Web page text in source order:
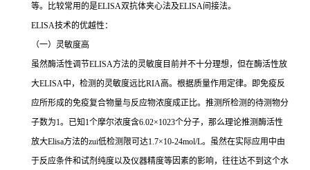
等。比较常用的是ELISA双抗体夹心法及ELISA间接法。
ELISA技术的优越性：
（一）灵敏度高
虽然酶活性调节ELISA方法的灵敏度目前并不十分理想，但在酶活性放
大ELISA中，检测的灵敏度远比RIA高。根据质量作用定律。即免疫反
应所形成的免疫复合物量与反应物浓度成正比。推测所检测的待测物分
子数为1。已知 1个摩尔浓度含6.02×1023个分子，那么理论推测酶活性
放大Elisa方法的zui低检测限可达1.7×10-24mol/L。虽然在实际应用中由
于反应条件和试剂纯度以及仪器精度等因素的影响，往往达不到这个水